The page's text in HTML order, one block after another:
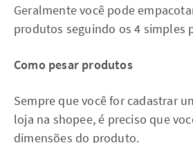
Geralmente você pode
produtos seguindo os 4 simples
Como pesar produtos
Sempre que você for cadastrar
loja na shopee, é preciso que
dimensões do produto.